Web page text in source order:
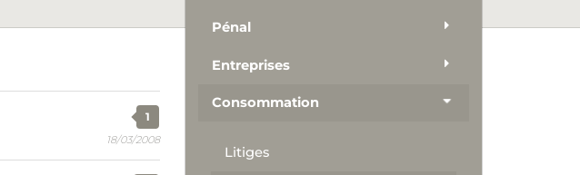
1
18/03/2008
Pénal
Entreprises
Consommation
Litiges